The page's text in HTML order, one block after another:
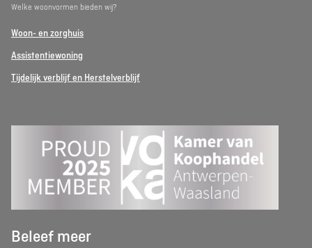
Welke woonvormen bieden wij?
Woon- en zorghuis
Assistentiewoning
Tijdelijk verblijf en Herstelverblijf
Beleef meer